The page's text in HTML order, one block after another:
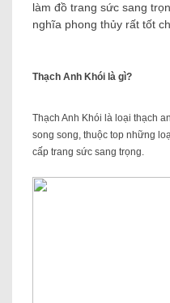
làm đồ trang sức sang
nghĩa phong thủy rất tốt
Thạch Anh Khói là gì?
Thạch Anh Khói là loại thạch
song song, thuộc top những
cấp trang sức sang trọng.